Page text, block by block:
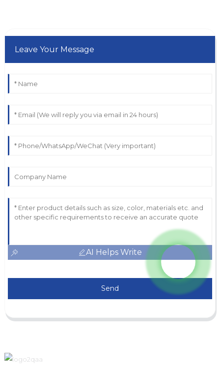
Leave Your Message
AI Helps Write
Send